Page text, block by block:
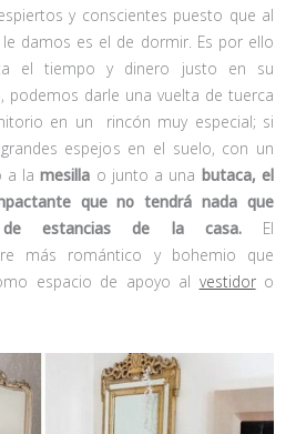
y conscientes puesto que al
damos es el de dormir. Es por ello
el tiempo y dinero justo en su
podemos darle una vuelta de tuerca
en un rincón muy especial; si
espejos en el suelo, con un
a lamesilla o junto a una butaca, el
que no tendrá nada que
estancias de la casa.El
más romántico y bohemio que
espacio de apoyo al vestidoro